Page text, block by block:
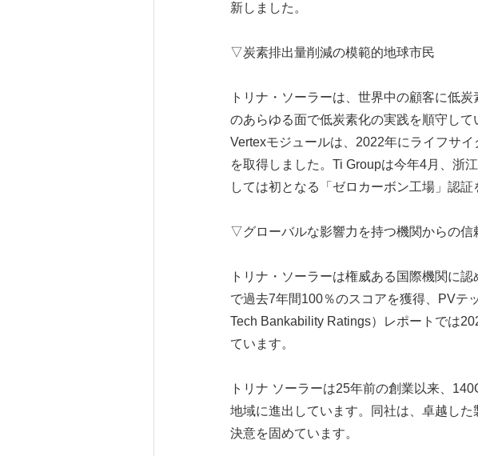
新しました。
▽炭素排出量削減の模範的地球市民
トリナ・ソーラーは、世界中の顧客に低
のあらゆる面で低炭素化の実践を順守し
Vertexモジュールは、2022年にライフサ
を取得しました。Ti Groupは今年4月、浙
しては初となる「ゼロカーボン工場」認証
▽グローバルな影響力を持つ機関からの信
トリナ・ソーラーは権威ある国際機関に
で過去7年間100％のスコアを獲得、PVテ
Tech Bankability Ratings）レポートでは
ています。
トリナ ソーラーは25年前の創業以来、
地域に進出しています。同社は、卓越し
決意を固めています。
Japanese